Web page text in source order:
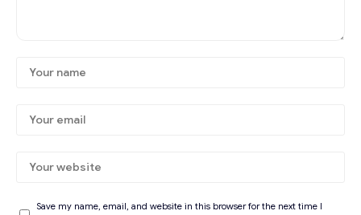
Save my name, email, and website in this browser for the next time I